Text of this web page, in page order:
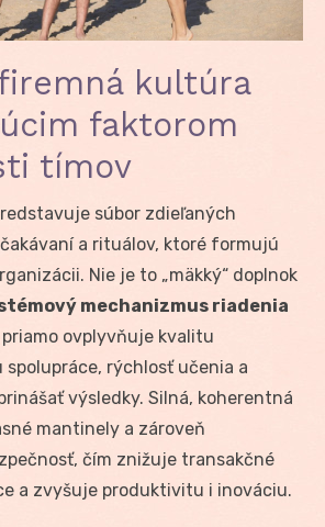
kultúra
faktorom
tímov
súbor zdieľaných
a rituálov, ktoré formujú
Nie je to „mäkký“ doplnok
mechanizmus riadenia
ovplyvňuje kvalitu
rýchlosť učenia a
výsledky. Silná, koherentná
mantinely a zároveň
čím znižuje transakčné
a zvyšuje produktivitu i inováciu.